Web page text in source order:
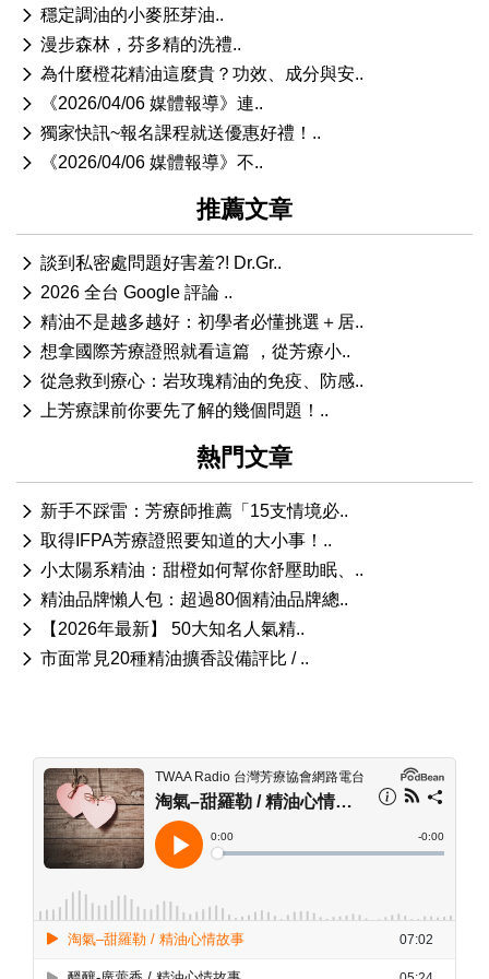
穩定調油的小麥胚芽油..
漫步森林，芬多精的洗禮..
為什麼橙花精油這麼貴？功效、成分與安..
《2026/04/06 媒體報導》連..
獨家快訊~報名課程就送優惠好禮！..
《2026/04/06 媒體報導》不..
推薦文章
談到私密處問題好害羞?! Dr.Gr..
2026 全台 Google 評論 ..
精油不是越多越好：初學者必懂挑選＋居..
想拿國際芳療證照就看這篇 ，從芳療小..
從急救到療心：岩玫瑰精油的免疫、防感..
上芳療課前你要先了解的幾個問題！..
熱門文章
新手不踩雷：芳療師推薦「15支情境必..
取得IFPA芳療證照要知道的大小事！..
小太陽系精油：甜橙如何幫你舒壓助眠、..
精油品牌懶人包：超過80個精油品牌總..
【2026年最新】 50大知名人氣精..
市面常見20種精油擴香設備評比 / ..